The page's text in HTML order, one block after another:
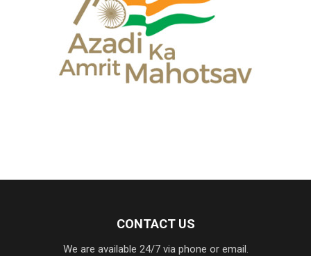
CONTACT US
We are available 24/7 via phone or email.